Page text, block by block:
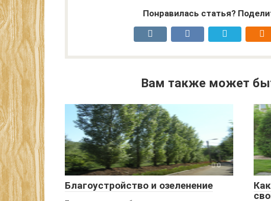
Понравилась статья?
Вам также может
0
Благоустройство и озеленение